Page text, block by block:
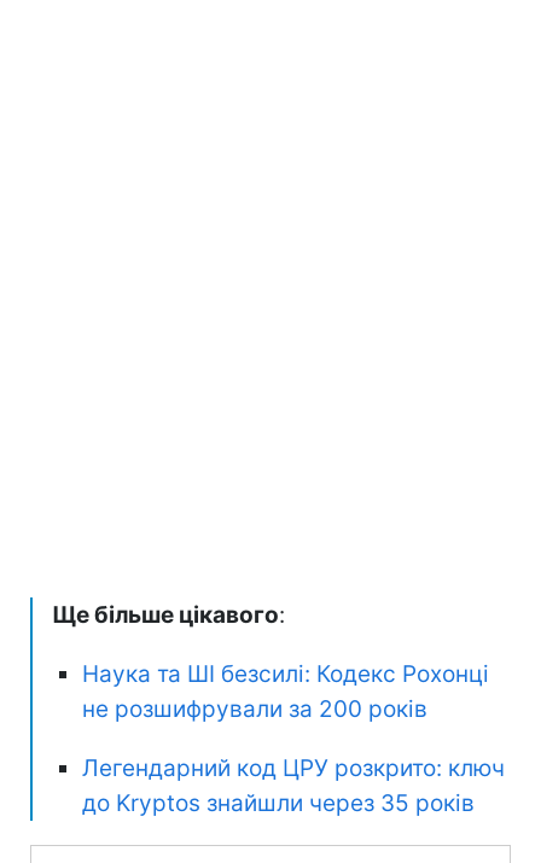
Ще більше цікавого:
Наука та ШІ безсилі: Кодекс Рохонці
не розшифрували за 200 років
Легендарний код ЦРУ розкрито: ключ
до Kryptos знайшли через 35 років